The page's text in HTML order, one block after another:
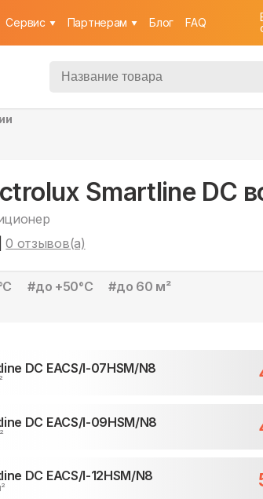
Cервис Партнерам Блог FAQ
Smartline DC
0 отзывов(а)
#до +50°С #до 60 м²
DC EACS/I-07HSM/N8
DC EACS/I-09HSM/N8
DC EACS/I-12HSM/N8